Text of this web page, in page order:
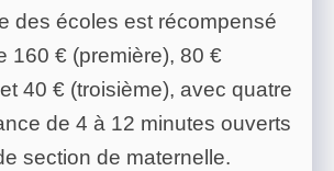
des écoles est récompensé
160 € (première), 80 €
40 € (troisième), avec quatre
de 4 à 12 minutes ouverts
section de maternelle.